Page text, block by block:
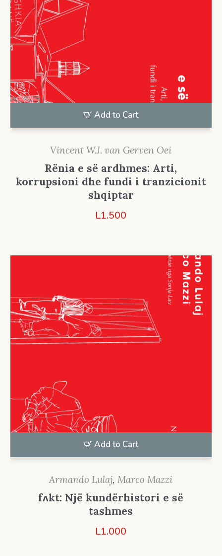
Add to Cart
Vincent W.J. van Gerven Oei
Rënia e së ardhmes: Arti,
korrupsioni dhe fundi i tranzicionit
shqiptar
L1.500
Add to Cart
Armando Lulaj,Marco Mazzi
fʌkt: Një kundërhistori e së
tashmes
L1.000